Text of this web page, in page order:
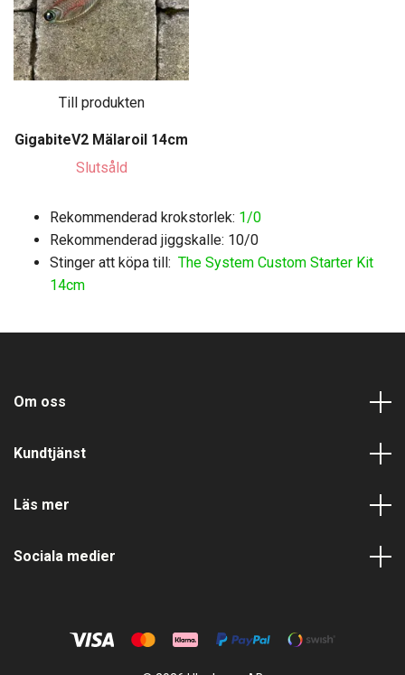
Till produkten
GigabiteV2 Mälaroil 14cm
Slutsåld
Rekommenderad krokstorlek: 1/0
Rekommenderad jiggskalle: 10/0
Stinger att köpa till: The System Custom Starter Kit
14cm
Om oss
Kundtjänst
Läs mer
Sociala medier